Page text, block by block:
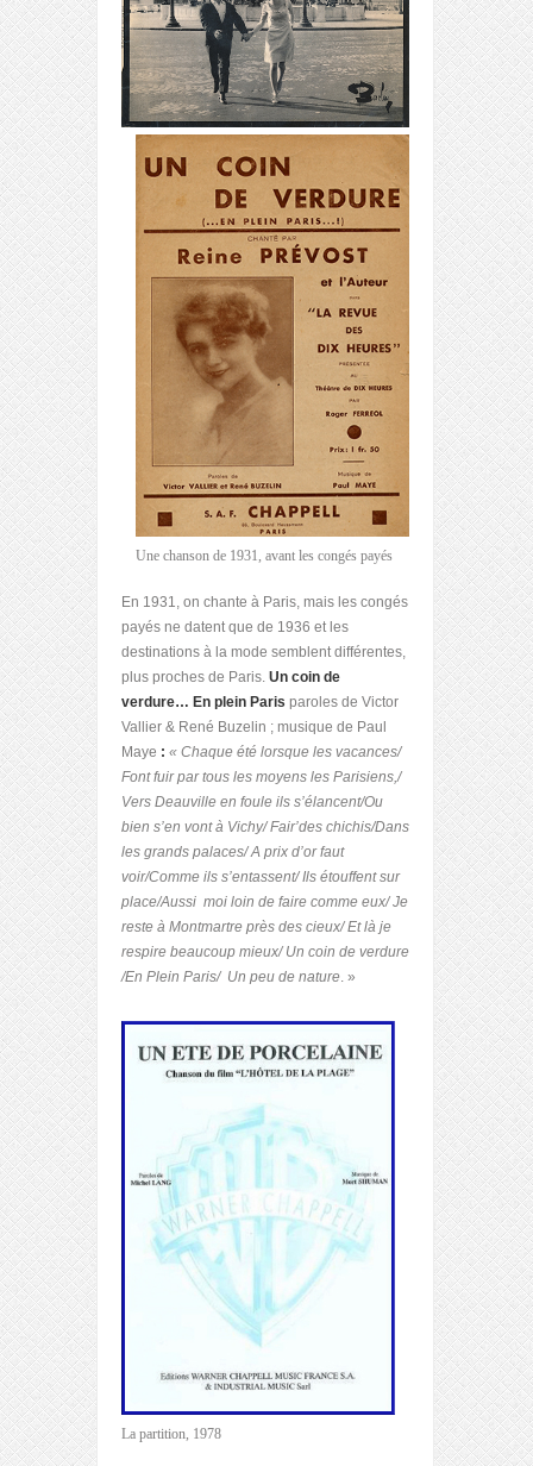
Une chanson de 1931, avant les congés payés
En 1931, on chante à Paris, mais les congés
payés ne datent que de 1936 et les
destinations à la mode semblent différentes,
plus proches de Paris. Un coin de
verdure… En plein Paris paroles de Victor
Vallier & René Buzelin ; musique de Paul
Maye : « Chaque été lorsque les vacances/
Font fuir par tous les moyens les Parisiens,/
Vers Deauville en foule ils s’élancent/Ou
bien s’en vont à Vichy/ Fair’des chichis/Dans
les grands palaces/ A prix d’or faut
voir/Comme ils s’entassent/ Ils étouffent sur
place/Aussi moi loin de faire comme eux/ Je
reste à Montmartre près des cieux/ Et là je
respire beaucoup mieux/ Un coin de verdure
/En Plein Paris/ Un peu de nature. »
La partition, 1978